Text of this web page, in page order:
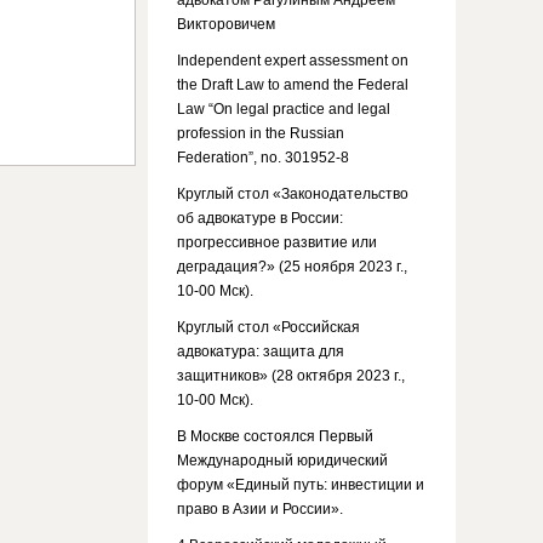
Викторовичем
Independent expert assessment on
the Draft Law to amend the Federal
Law “On legal practice and legal
profession in the Russian
Federation”, no. 301952-8
Круглый стол «Законодательство
об адвокатуре в России:
прогрессивное развитие или
деградация?» (25 ноября 2023 г.,
10-00 Мск).
Круглый стол «Российская
адвокатура: защита для
защитников» (28 октября 2023 г.,
10-00 Мск).
В Москве состоялся Первый
Международный юридический
форум «Единый путь: инвестиции и
право в Азии и России».